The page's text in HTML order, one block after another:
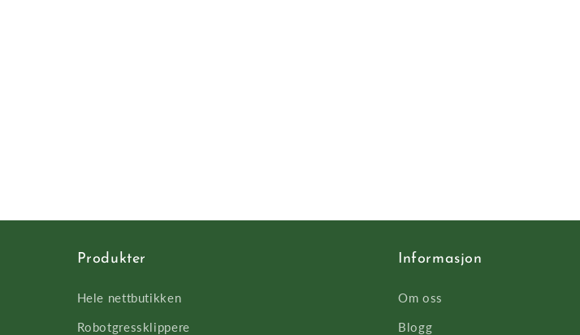
Produkter
Hele nettbutikken
Robotgressklippere
Informasjon
Om oss
Blogg